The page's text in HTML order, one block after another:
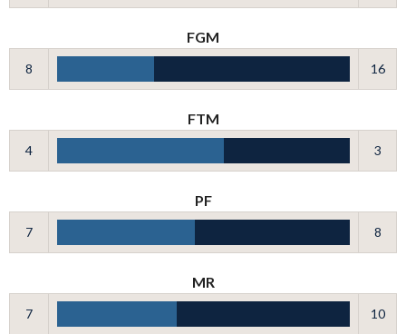
FGM
8 16
FTM
4 3
PF
7 8
MR
7 10